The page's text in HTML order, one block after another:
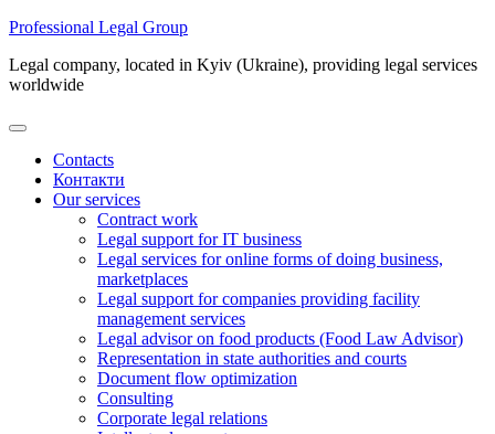
Skip
content
Professional Legal Group
Legal company, located in Kyiv (Ukraine), providing legal services
worldwide
Contacts
Контакти
Our services
Contract work
Legal support for IT business
Legal services for online forms of doing business,
marketplaces
Legal support for companies providing facility
management services
Legal advisor on food products (Food Law Advisor)
Representation in state authorities and courts
Document flow optimization
Consulting
Corporate legal relations